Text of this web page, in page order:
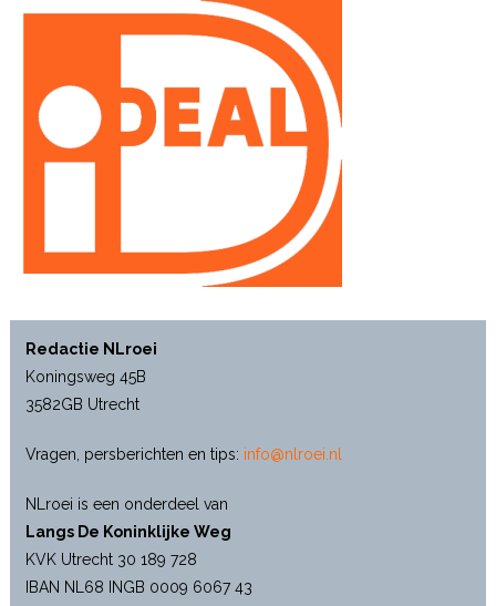
Redactie NLroei
Koningsweg 45B
3582GB Utrecht
Vragen, persberichten en tips: info@nlroei.nl
NLroei is een onderdeel van
Langs De Koninklijke Weg
KVK Utrecht 30 189 728
IBAN NL68 INGB 0009 6067 43